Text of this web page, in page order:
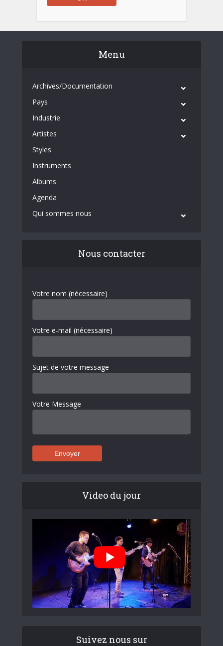
Menu
Archives/Documentation
Pays
Industrie
Artistes
Styles
Instruments
Albums
Agenda
Qui sommes nous
Nous contacter
Votre nom (nécessaire)
Votre e-mail (nécessaire)
Sujet de votre message
Votre Message
Video du jour
Suivez nous sur